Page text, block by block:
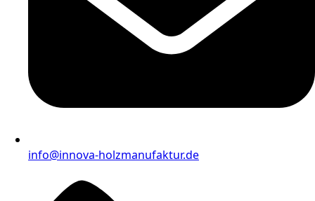
info@innova-holzmanufaktur.de